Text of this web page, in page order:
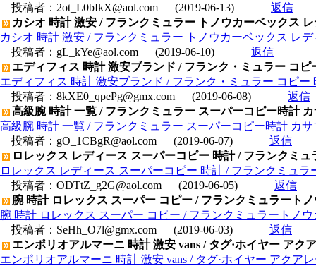
投稿者： 2ot_L0bIkX@aol.com (2019-06-13)
返信
カシオ 時計 激安 / フランクミュラー トノウカーベックス
カシオ 時計 激安 / フランクミュラー トノウカーベックス レデ
投稿者： gL_kYe@aol.com (2019-06-10)
返信
エディフィス 時計 激安ブランド / フランク・ミュラー コ
エディフィス 時計 激安ブランド / フランク・ミュラー コピ
投稿者： 8kXE0_qpePg@gmx.com (2019-06-08)
返信
高級腕 時計 一覧 / フランクミュラー スーパーコピー時計
高級腕 時計 一覧 / フランクミュラー スーパーコピー時計 カ
投稿者： gO_1CBgR@aol.com (2019-06-07)
返信
ロレックス レディース スーパーコピー 時計 / フランクミ
ロレックス レディース スーパーコピー 時計 / フランクミュ
投稿者： ODTtZ_g2G@aol.com (2019-06-05)
返信
腕 時計 ロレックス スーパー コピー / フランクミュラート
腕 時計 ロレックス スーパー コピー / フランクミュラートノ
投稿者： SeHh_O7l@gmx.com (2019-06-03)
返信
エンポリオアルマーニ 時計 激安 vans / タグ·ホイヤー アク
エンポリオアルマーニ 時計 激安 vans / タグ·ホイヤー アクア